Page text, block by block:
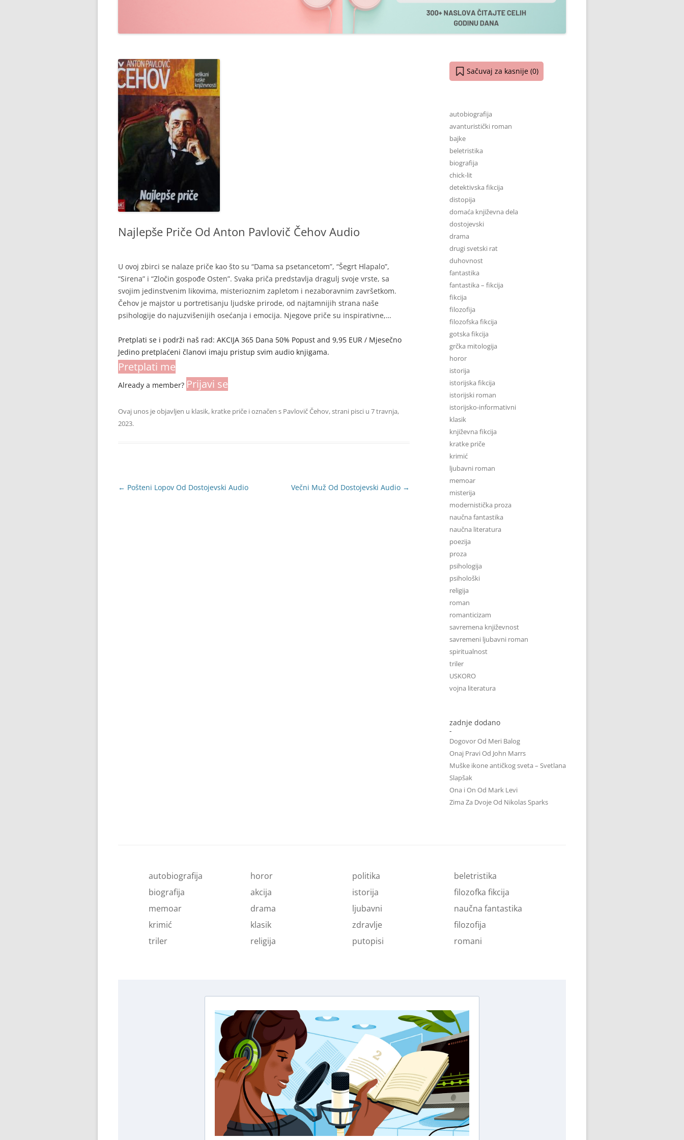
Najlepše Priče Od Anton Pavlovič Čehov Audio
U ovoj zbirci se nalaze priče kao što su “Dama sa psetancetom”, “Šegrt Hlapalo”,
“Sirena” i “Zločin gospođe Osten”. Svaka priča predstavlja dragulj svoje vrste, sa
svojim jedinstvenim likovima, misterioznim zapletom i nezaboravnim završetkom.
Čehov je majstor u portretisanju ljudske prirode, od najtamnijih strana naše
psihologije do najuzvišenijih osećanja i emocija. Njegove priče su inspirativne,…
Pretplati se i podrži naš rad: AKCIJA 365 Dana 50% Popust and 9,95 EUR / Mjesečno
Jedino pretplaćeni članovi imaju pristup svim audio knjigama.
Pretplati me
Already a member? Prijavi se
Ovaj unos je objavljen u klasik, kratke priče i označen s Pavlovič Čehov,strani pisci u 7 travnja,
2023.
Navigacija
objava
← Pošteni Lopov Od Dostojevski Audio Večni Muž Od Dostojevski Audio →
Sačuvaj za kasnije (0)
autobiografija
avanturistički roman
bajke
beletristika
biografija
chick-lit
detektivska fikcija
distopija
domaća književna dela
dostojevski
drama
drugi svetski rat
duhovnost
fantastika
fantastika – fikcija
fikcija
filozofija
filozofska fikcija
gotska fikcija
grčka mitologija
horor
istorija
istorijska fikcija
istorijski roman
istorijsko-informativni
klasik
književna fikcija
kratke priče
krimić
ljubavni roman
memoar
misterija
modernistička proza
naučna fantastika
naučna literatura
poezija
proza
psihologija
psihološki
religija
roman
romanticizam
savremena književnost
savremeni ljubavni roman
spiritualnost
triler
USKORO
vojna literatura
zadnje dodano
-
Dogovor Od Meri Balog
Onaj Pravi Od John Marrs
Muške ikone antičkog sveta – Svetlana
Slapšak
Ona i On Od Mark Levi
Zima Za Dvoje Od Nikolas Sparks
autobiografija
biografija
memoar
krimić
triler
horor
akcija
drama
klasik
religija
politika
istorija
ljubavni
zdravlje
putopisi
beletristika
filozofka fikcija
naučna fantastika
filozofija
romani